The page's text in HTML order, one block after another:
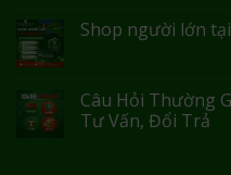
Shop người lớn
Câu Hỏi Thường
Tư Vấn, Đổi Trả